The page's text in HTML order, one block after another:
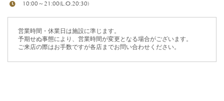
10:00～21:00(L.O.20:30)
営業時間・休業日は施設に準じます。
予期せぬ事態により、営業時間が変更となる場合がございます。
ご来店の際はお手数ですが各店までお問い合わせください。